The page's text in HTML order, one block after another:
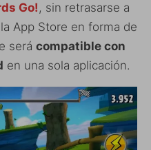
Go! , sin retrasarse a
App Store en forma de
será compatible con
en una sola aplicación.